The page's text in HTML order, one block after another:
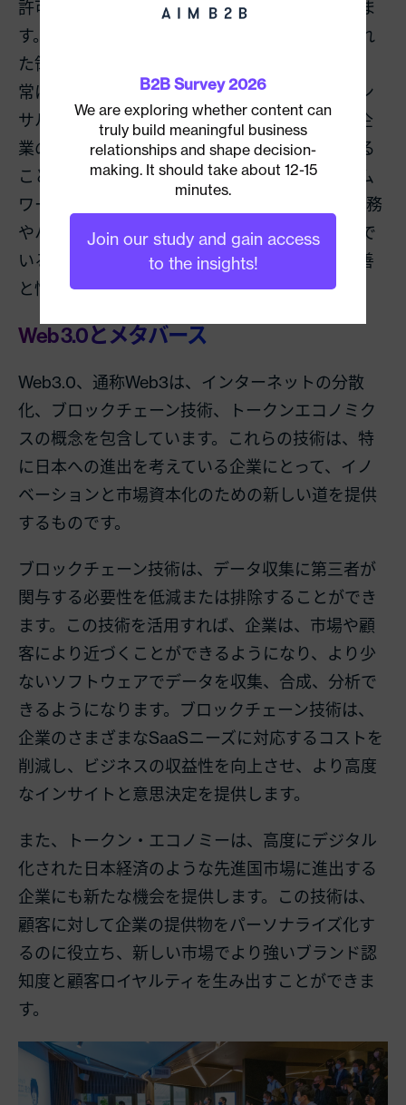
許可する前に、さまざまな形式の認証を使用しま
す。また、ユーザーがネットワーク内の許可され
た領域にとどまっていることを確認するために、
常に検証を行います。これにより、従業員やコン
サルタントが世界のどこからログインしても、企
業のデータに対して高いセキュリティを確保する
ことができるのです。ゼロ・トラストのフレーム
ワークを備えたSaaSを利用することで、在宅勤務
やハイブリッド勤務などの多様な働き方が進んで
いる日本においても、クロスボーダー業務の改善
と情報保護が容易になります。
Web 3.0とメタバース
Web3.0、通称Web3は、インターネットの分散
化、ブロックチェーン技術、トークンエコノミク
スの概念を包含しています。これらの技術は、特
に日本への進出を考えている企業にとって、イノ
ベーションと市場資本化のための新しい道を提供
するものです。
ブロックチェーン技術は、データ収集に第三者が
関与する必要性を低減または排除することができ
ます。この技術を活用すれば、企業は、市場や顧
客により近づくことができるようになり、より少
ないソフトウェアでデータを収集、合成、分析で
きるようになります。ブロックチェーン技術は、
企業のさまざまなSaaSニーズに対応するコストを
削減し、ビジネスの収益性を向上させ、より高度
なインサイトと意思決定を提供します。
また、トークン・エコノミーは、高度にデジタル
化された日本経済のような先進国市場に進出する
企業にも新たな機会を提供します。この技術は、
顧客に対して企業の提供物をパーソナライズ化す
るのに役立ち、新しい市場でより強いブランド認
知度と顧客ロイヤルティを生み出すことができま
す。
B2B Survey 2026
We are exploring whether content can
truly build meaningful business
relationships and shape decision-
making. It should take about 12-15
minutes.
Join our study and gain access
to the insights!